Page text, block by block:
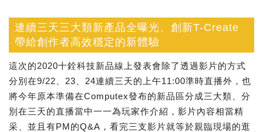
連續三天三大類新產品全曝光、創新T-Create
帶給創作者高效穩定的新體驗
這次的2020十銓科技新品線上發表會除了透過影片的方式
分別在9/22、23、24連續三天的上午11:00準時直播外，也
將今年原本準備在Computex發布的新品區分成三大類、分
別在三天的直播當中一一為玩家作介紹，影片內容相當精
采、並且有PM的Q&A，看完三支影片就等於親臨現場的逛